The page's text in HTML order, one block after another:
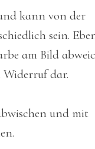
kann von der
sein.
am Bild
Widerruf dar.
und mit